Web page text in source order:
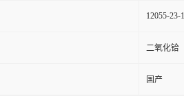
12055-23-1
二氧化铪
国产